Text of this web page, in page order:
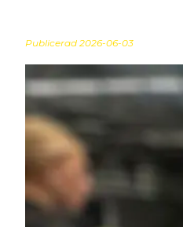
Publicerad 2026-06-03